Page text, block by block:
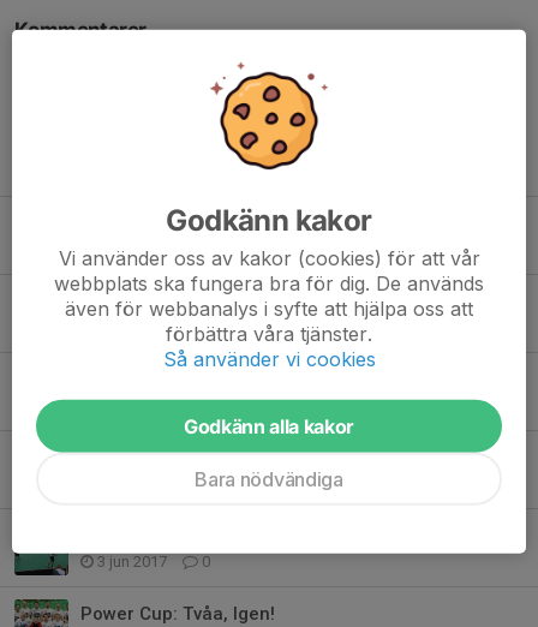
Kommentarer
Nytt matchställ!
18 jan, 22:00
Al Bandy tar andraplatsen i årets seriespel
5 mar 2023 0
10 apr 2022 0
Säsongen 18-19 närmar sig.
0
3 jun 2017 0
Power Cup: Tvåa, Igen!
Godkänn kakor
Vi använder oss av kakor (cookies) för att vår
webbplats ska fungera bra för dig. De används
även för webbanalys i syfte att hjälpa oss att
förbättra våra tjänster.
Så använder vi cookies
Godkänn alla kakor
Bara nödvändiga